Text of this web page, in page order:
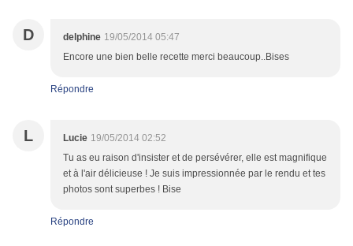
D delphine 19/05/2014 05:47
Encore une bien belle recette merci beaucoup..Bises
Répondre
L Lucie 19/05/2014 02:52
Tu as eu raison d'insister et de persévérer, elle est magnifique
et à l'air délicieuse ! Je suis impressionnée par le rendu et tes
photos sont superbes ! Bise
Répondre